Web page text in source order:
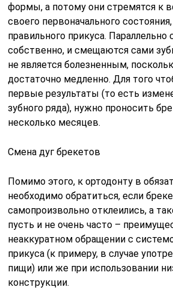
формы, а потому они стремятся к
своего первоначального
правильного прикуса. Параллельно
собственно, и смещаются сами
не является болезненным,
достаточно медленно. Для того
первые результаты (то есть
зубного ряда), нужно проносить
несколько месяцев.
Смена дуг брекетов
Помимо этого, к ортодонту в
необходимо обратиться, если
самопроизвольно отклеились, а
пусть и не очень часто –
неаккуратном обращении с
прикуса (к примеру, в случае
пищи) или же при использовании
конструкции.